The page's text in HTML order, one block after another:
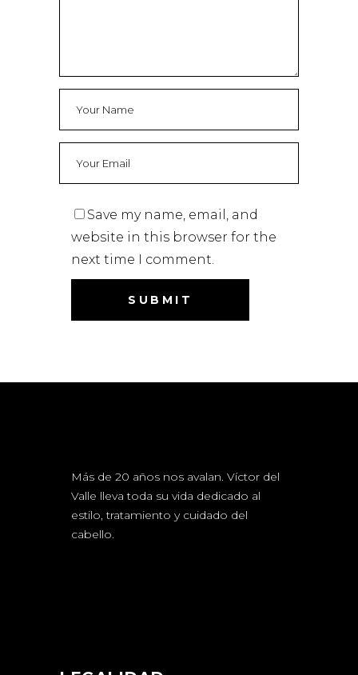
Save my name, email, and
website in this browser for the
next time I comment.
Más de 20 años nos avalan. Víctor del
Valle lleva toda su vida dedicado al
estilo, tratamiento y cuidado del
cabello.